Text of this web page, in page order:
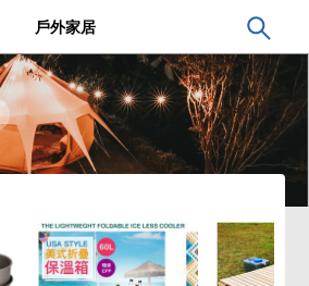
戶外家居